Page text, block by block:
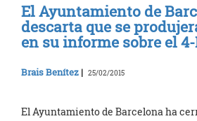
El Ayuntamiento de
descarta que se
en su informe sobre el
Brais Benítez | 25/02/2015
El Ayuntamiento de Barcelona ha